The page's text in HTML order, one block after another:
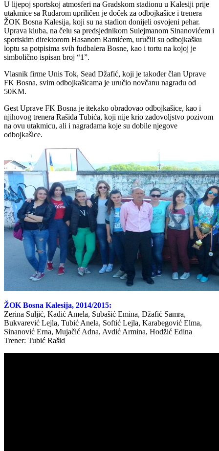
U lijepoj sportskoj atmosferi na Gradskom stadionu u Kalesiji prije
utakmice sa Rudarom upriličen je doček za odbojkašice i trenera
ŽOK Bosna Kalesija, koji su na stadion donijeli osvojeni pehar.
Uprava kluba, na čelu sa predsjednikom Sulejmanom Sinanovićem i
sportskim direktorom Hasanom Ramićem, uručili su odbojkašku
loptu sa potpisima svih fudbalera Bosne, kao i tortu na kojoj je
simbolično ispisan broj “1”.
Vlasnik firme Unis Tok, Sead Džafić, koji je također član Uprave
FK Bosna, svim odbojkašicama je uručio novčanu nagradu od
50KM.
Gest Uprave FK Bosna je itekako obradovao odbojkašice, kao i
njihovog trenera Rašida Tubića, koji nije krio zadovoljstvo pozivom
na ovu utakmicu, ali i nagradama koje su dobile njegove
odbojkašice.
ŽOK Bosna Kalesija, 2014/2015:
Zerina Suljić, Kadić Amela, Subašić Emina, Džafić Samra,
Bukvarević Lejla, Tubić Anela, Softić Lejla, Karabegović Elma,
Sinanović Erna, Mujačić Adna, Avdić Armina, Hodžić Edina
Trener: Tubić Rašid